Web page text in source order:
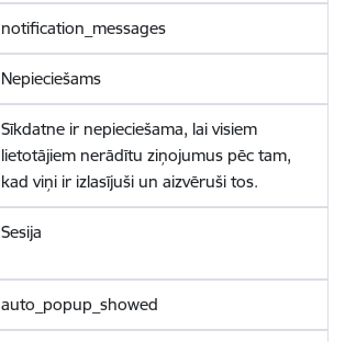
notification_messages
Nepieciešams
Sīkdatne ir nepieciešama, lai visiem
lietotājiem nerādītu ziņojumus pēc tam,
kad viņi ir izlasījuši un aizvēruši tos.
Sesija
auto_popup_showed